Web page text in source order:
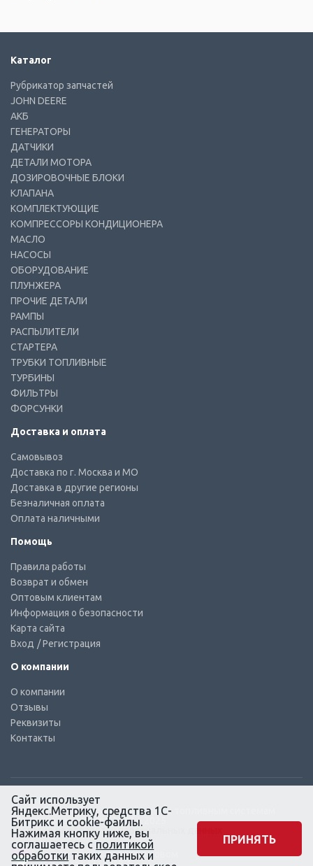
Каталог
Рубрикатор запчастей
JOHN DEERE
АКБ
ГЕНЕРАТОРЫ
ДАТЧИКИ
ДЕТАЛИ МОТОРА
ДОЗИРОВОЧНЫЕ БЛОКИ
КЛАПАНА
КОМПЛЕКТУЮЩИЕ
КОМПРЕССОРЫ КОНДИЦИОНЕРА
МАСЛО
НАСОСЫ
ОБОРУДОВАНИЕ
ПЛУНЖЕРА
ПРОЧИЕ ДЕТАЛИ
РАМПЫ
РАСПЫЛИТЕЛИ
СТАРТЕРА
ТРУБКИ ТОПЛИВНЫЕ
ТУРБИНЫ
ФИЛЬТРЫ
ФОРСУНКИ
Доставка и оплата
Самовывоз
Доставка по г. Москва и МО
Доставка в другие регионы
Безналичная оплата
Оплата наличными
Помощь
Правила работы
Возврат и обмен
Оптовым клиентам
Информация о безопасности
Карта сайта
Вход / Регистрация
О компании
О компании
Отзывы
Реквизиты
Контакты
© КТС-Дизель – Комплектующие к топливным системам
Все права защищены, 2003 – 2025
Согласие на обработку персональных данных
Сайт создан в маркетинговом
Сайт использует
Яндекс.Метрику, средства 1С-
Битрикс и cookie-файлы.
Нажимая кнопку ниже, вы
соглашаетесь с политикой
обработки таких данных и
ПРИНЯТЬ